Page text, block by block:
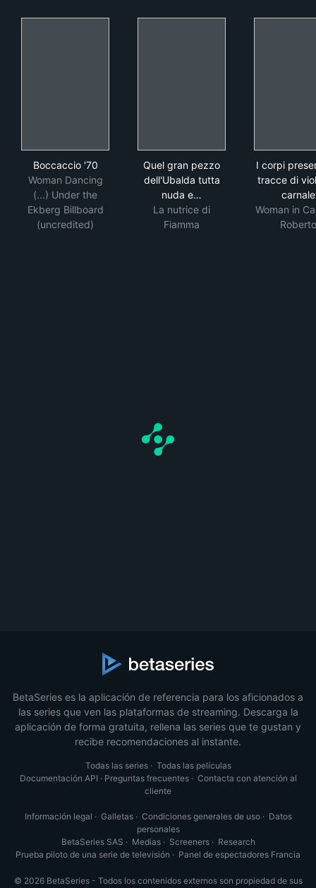
Boccaccio '70
Woman Dancing
(...) Under the
Ekberg Billboard
(uncredited)
Quel gran pezzo
dell'Ubalda tutta
nuda e…
La nutrice di
Fiamma
I corpi
tracce di
carnale
Woman in
Roberto
BetaSeries es la aplicación de referencia para los aficionados a
las series que ven las plataformas de streaming. Descarga la
aplicación de forma gratuita, rellena las series que te gustan y
recibe recomendaciones al instante.
Todas las series· Todas las películas
Documentación API · Preguntas frecuentes· Contacta con atención al
cliente
Información legal · Galletas· Condiciones generales de uso· Datos
personales
BetaSeries SAS · Medias· Screeners· Research
Prueba piloto de una serie de televisión · Panel de espectadores Francia
© 2026 BetaSeries - Todos los contenidos externos son propiedad de sus